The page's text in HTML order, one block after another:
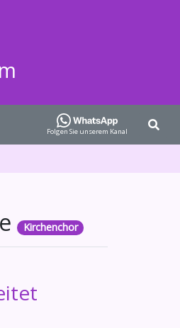
Folgen Sie unserem Kanal
Kirchenchor